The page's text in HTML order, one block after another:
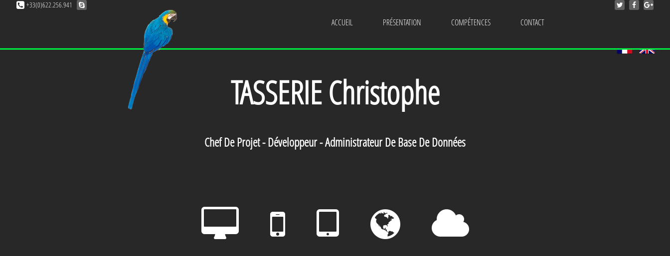
+33(0)622.256.941
ACCUEIL PRÉSENTATION COMPÉTENCES CONTACT
TASSERIE Christophe
Chef De Projet - Développeur - Administrateur De Base De Données